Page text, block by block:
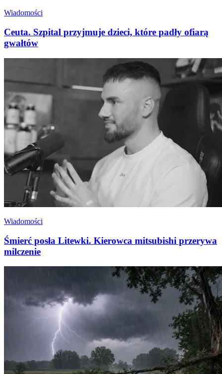
Wiadomości
Ceuta. Szpital przyjmuje dzieci, które padły ofiarą
gwałtów
Wiadomości
Śmierć posła Litewki. Kierowca mitsubishi przerywa
milczenie